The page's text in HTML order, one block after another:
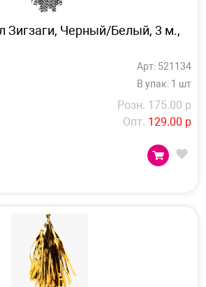
Зигзаги, Черный/Белый, 3 м.,
Арт: 521134
В упак: 1 шт
Розн. 175.00 р
Опт. 129.00 р